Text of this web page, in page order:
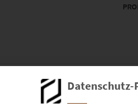
Datenschutz-